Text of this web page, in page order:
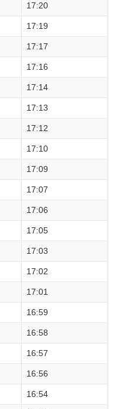
17:20
17:19
17:17
17:16
17:14
17:13
17:12
17:10
17:09
17:07
17:06
17:05
17:03
17:02
17:01
16:59
16:58
16:57
16:56
16:54